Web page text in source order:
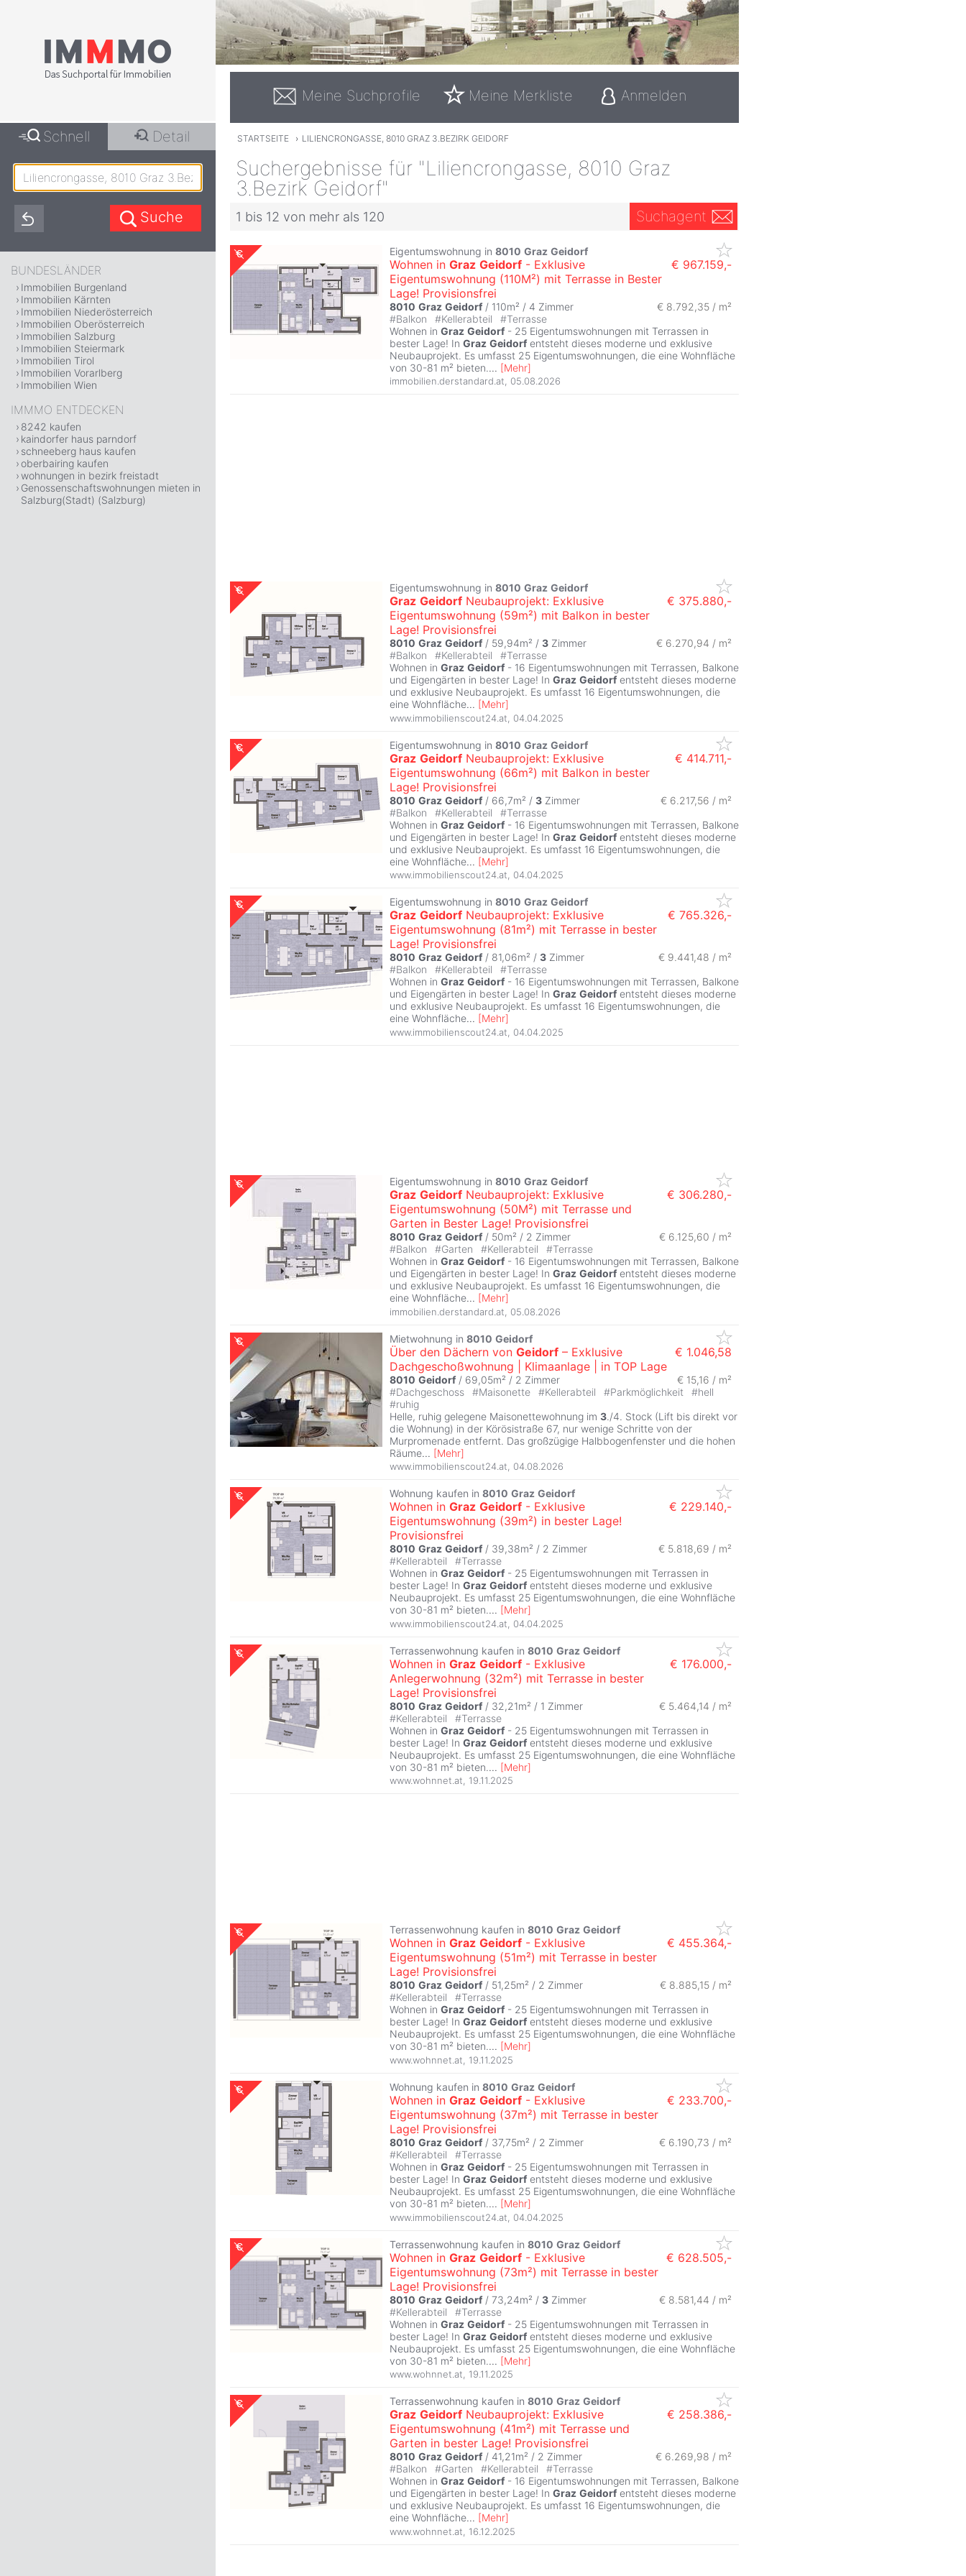
Meine Suchprofile Meine Merkliste Anmelden
STARTSEITE › LILIENCRONGASSE, 8010 GRAZ 3.BEZIRK GEIDORF
Suchergebnisse für "Liliencrongasse, 8010 Graz
3.Bezirk Geidorf"
1 bis 12 von mehr als 120 Suchagent
Eigentumswohnung in 8010 Graz Geidorf
Wohnen in Graz Geidorf - Exklusive
Eigentumswohnung (110M²) mit Terrasse in Bester
Lage! Provisionsfrei
€ 967.159,-
8010 Graz Geidorf / 110m² / 4 Zimmer
€ 8.792,35 / m²
#Balkon #Kellerabteil #Terrasse
Wohnen in Graz Geidorf - 25 Eigentumswohnungen mit Terrassen in
bester Lage! In Graz Geidorf entsteht dieses moderne und exklusive
Neubauprojekt. Es umfasst 25 Eigentumswohnungen, die eine Wohnfläche
von 30-81 m² bieten.... [Mehr]
immobilien.derstandard.at 05.08.2026
Eigentumswohnung in 8010 Graz Geidorf
Graz Geidorf Neubauprojekt: Exklusive
Eigentumswohnung (59m²) mit Balkon in bester
Lage! Provisionsfrei
€ 375.880,-
8010 Graz Geidorf / 59,94m² / 3 Zimmer
€ 6.270,94 / m²
#Balkon #Kellerabteil #Terrasse
Wohnen in Graz Geidorf - 16 Eigentumswohnungen mit Terrassen, Balkone
und Eigengärten in bester Lage! In Graz Geidorf entsteht dieses moderne
und exklusive Neubauprojekt. Es umfasst 16 Eigentumswohnungen, die
eine Wohnfläche... [Mehr]
www.immobilienscout24.at 04.04.2025
Eigentumswohnung in 8010 Graz Geidorf
Graz Geidorf Neubauprojekt: Exklusive
Eigentumswohnung (66m²) mit Balkon in bester
Lage! Provisionsfrei
€ 414.711,-
8010 Graz Geidorf / 66,7m² / 3 Zimmer
€ 6.217,56 / m²
#Balkon #Kellerabteil #Terrasse
Wohnen in Graz Geidorf - 16 Eigentumswohnungen mit Terrassen, Balkone
und Eigengärten in bester Lage! In Graz Geidorf entsteht dieses moderne
und exklusive Neubauprojekt. Es umfasst 16 Eigentumswohnungen, die
eine Wohnfläche... [Mehr]
www.immobilienscout24.at, 04.04.2025
Eigentumswohnung in 8010 Graz Geidorf
Graz Geidorf Neubauprojekt: Exklusive
Eigentumswohnung (81m²) mit Terrasse in bester
Lage! Provisionsfrei
€ 765.326,-
8010 Graz Geidorf / 81,06m² / 3 Zimmer
€ 9.441,48 / m²
#Balkon #Kellerabteil #Terrasse
Wohnen in Graz Geidorf - 16 Eigentumswohnungen mit Terrassen, Balkone
und Eigengärten in bester Lage! In Graz Geidorf entsteht dieses moderne
und exklusive Neubauprojekt. Es umfasst 16 Eigentumswohnungen, die
eine Wohnfläche... [Mehr]
www.immobilienscout24.at 04.04.2025
Eigentumswohnung in 8010 Graz Geidorf
Graz Geidorf Neubauprojekt: Exklusive
Eigentumswohnung (50M²) mit Terrasse und
Garten in Bester Lage! Provisionsfrei
€ 306.280,-
8010 Graz Geidorf / 50m² / 2 Zimmer
€ 6.125,60 / m²
#Balkon #Garten #Kellerabteil #Terrasse
Wohnen in Graz Geidorf - 16 Eigentumswohnungen mit Terrassen, Balkone
und Eigengärten in bester Lage! In Graz Geidorf entsteht dieses moderne
und exklusive Neubauprojekt. Es umfasst 16 Eigentumswohnungen, die
eine Wohnfläche... [Mehr]
immobilien.derstandard.at 05.08.2026
Mietwohnung in 8010 Geidorf
Über den Dächern von Geidorf – Exklusive
Dachgeschoßwohnung | Klimaanlage | in TOP Lage
€ 1.046,58
8010 Geidorf / 69,05m² / 2 Zimmer
€ 15,16 / m²
#Dachgeschoss #Maisonette #Kellerabteil #Parkmöglichkeit #hell
#ruhig
Helle, ruhig gelegene Maisonettewohnung im 3./4. Stock (Lift bis direkt vor
die Wohnung) in der Körösistraße 67, nur wenige Schritte von der
Murpromenade entfernt. Das großzügige Halbbogenfenster und die hohen
Räume... [Mehr]
www.immobilienscout24.at 04.08.2026
Wohnung kaufen in 8010 Graz Geidorf
Wohnen in Graz Geidorf - Exklusive
Eigentumswohnung (39m²) in bester Lage!
Provisionsfrei
€ 229.140,-
8010 Graz Geidorf / 39,38m² / 2 Zimmer
€ 5.818,69 / m²
#Kellerabteil #Terrasse
Wohnen in Graz Geidorf - 25 Eigentumswohnungen mit Terrassen in
bester Lage! In Graz Geidorf entsteht dieses moderne und exklusive
Neubauprojekt. Es umfasst 25 Eigentumswohnungen, die eine Wohnfläche
von 30-81 m² bieten.... [Mehr]
www.immobilienscout24.at 04.04.2025
Terrassenwohnung kaufen in 8010 Graz Geidorf
Wohnen in Graz Geidorf - Exklusive
Anlegerwohnung (32m²) mit Terrasse in bester
Lage! Provisionsfrei
€ 176.000,-
8010 Graz Geidorf / 32,21m² / 1 Zimmer
€ 5.464,14 / m²
#Kellerabteil #Terrasse
Wohnen in Graz Geidorf - 25 Eigentumswohnungen mit Terrassen in
bester Lage! In Graz Geidorf entsteht dieses moderne und exklusive
Neubauprojekt. Es umfasst 25 Eigentumswohnungen, die eine Wohnfläche
von 30-81 m² bieten.... [Mehr]
www.wohnnet.at, 19.11.2025
Terrassenwohnung kaufen in 8010 Graz Geidorf
Wohnen in Graz Geidorf - Exklusive
Eigentumswohnung (51m²) mit Terrasse in bester
Lage! Provisionsfrei
€ 455.364,-
8010 Graz Geidorf / 51,25m² / 2 Zimmer
€ 8.885,15 / m²
#Kellerabteil #Terrasse
Wohnen in Graz Geidorf - 25 Eigentumswohnungen mit Terrassen in
bester Lage! In Graz Geidorf entsteht dieses moderne und exklusive
Neubauprojekt. Es umfasst 25 Eigentumswohnungen, die eine Wohnfläche
von 30-81 m² bieten.... [Mehr]
www.wohnnet.at 19.11.2025
Wohnung kaufen in 8010 Graz Geidorf
Wohnen in Graz Geidorf - Exklusive
Eigentumswohnung (37m²) mit Terrasse in bester
Lage! Provisionsfrei
€ 233.700,-
8010 Graz Geidorf / 37,75m² / 2 Zimmer
€ 6.190,73 / m²
#Kellerabteil #Terrasse
Wohnen in Graz Geidorf - 25 Eigentumswohnungen mit Terrassen in
bester Lage! In Graz Geidorf entsteht dieses moderne und exklusive
Neubauprojekt. Es umfasst 25 Eigentumswohnungen, die eine Wohnfläche
von 30-81 m² bieten.... [Mehr]
www.immobilienscout24.at 04.04.2025
Terrassenwohnung kaufen in 8010 Graz Geidorf
Wohnen in Graz Geidorf - Exklusive
Eigentumswohnung (73m²) mit Terrasse in bester
Lage! Provisionsfrei
€ 628.505,-
8010 Graz Geidorf / 73,24m² / 3 Zimmer
€ 8.581,44 / m²
#Kellerabteil #Terrasse
Wohnen in Graz Geidorf - 25 Eigentumswohnungen mit Terrassen in
bester Lage! In Graz Geidorf entsteht dieses moderne und exklusive
Neubauprojekt. Es umfasst 25 Eigentumswohnungen, die eine Wohnfläche
von 30-81 m² bieten.... [Mehr]
www.wohnnet.at 19.11.2025
Terrassenwohnung kaufen in 8010 Graz Geidorf
Graz Geidorf Neubauprojekt: Exklusive
Eigentumswohnung (41m²) mit Terrasse und
Garten in bester Lage! Provisionsfrei
€ 258.386,-
8010 Graz Geidorf / 41,21m² / 2 Zimmer
€ 6.269,98 / m²
#Balkon #Garten #Kellerabteil #Terrasse
Wohnen in Graz Geidorf - 16 Eigentumswohnungen mit Terrassen, Balkone
und Eigengärten in bester Lage! In Graz Geidorf entsteht dieses moderne
und exklusive Neubauprojekt. Es umfasst 16 Eigentumswohnungen, die
eine Wohnfläche... [Mehr]
www.wohnnet.at 16.12.2025
Schnell Detail
BUNDESLÄNDER
Immobilien Burgenland
Immobilien Kärnten
Immobilien Niederösterreich
Immobilien Oberösterreich
Immobilien Salzburg
Immobilien Steiermark
Immobilien Tirol
Immobilien Vorarlberg
Immobilien Wien
IMMMO ENTDECKEN
8242 kaufen
kaindorfer haus parndorf
schneeberg haus kaufen
oberbairing kaufen
wohnungen in bezirk freistadt
Genossenschaftswohnungen mieten in
Salzburg(Stadt) (Salzburg)